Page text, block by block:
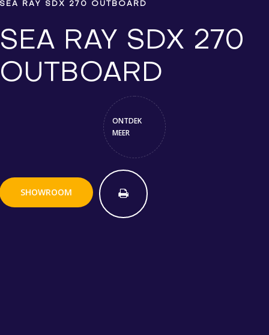
RAY SDX 270 OUTBOARD
RAY SDX 270
ONTDEK
MEER
SHOWROOM